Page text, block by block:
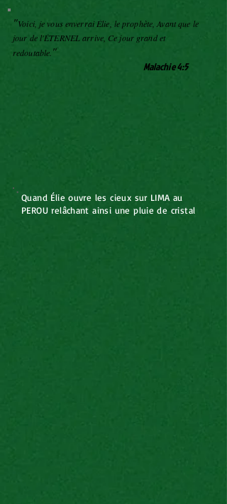
"Voici, je vous enverrai Élie, le prophète, Avant que le
jour de l'ÉTERNEL arrive, Ce jour grand et
redoutable. "
Malachie 4:5
Quand Élie ouvre les cieux sur LIMA au
PEROU relâchant ainsi une pluie de cristal